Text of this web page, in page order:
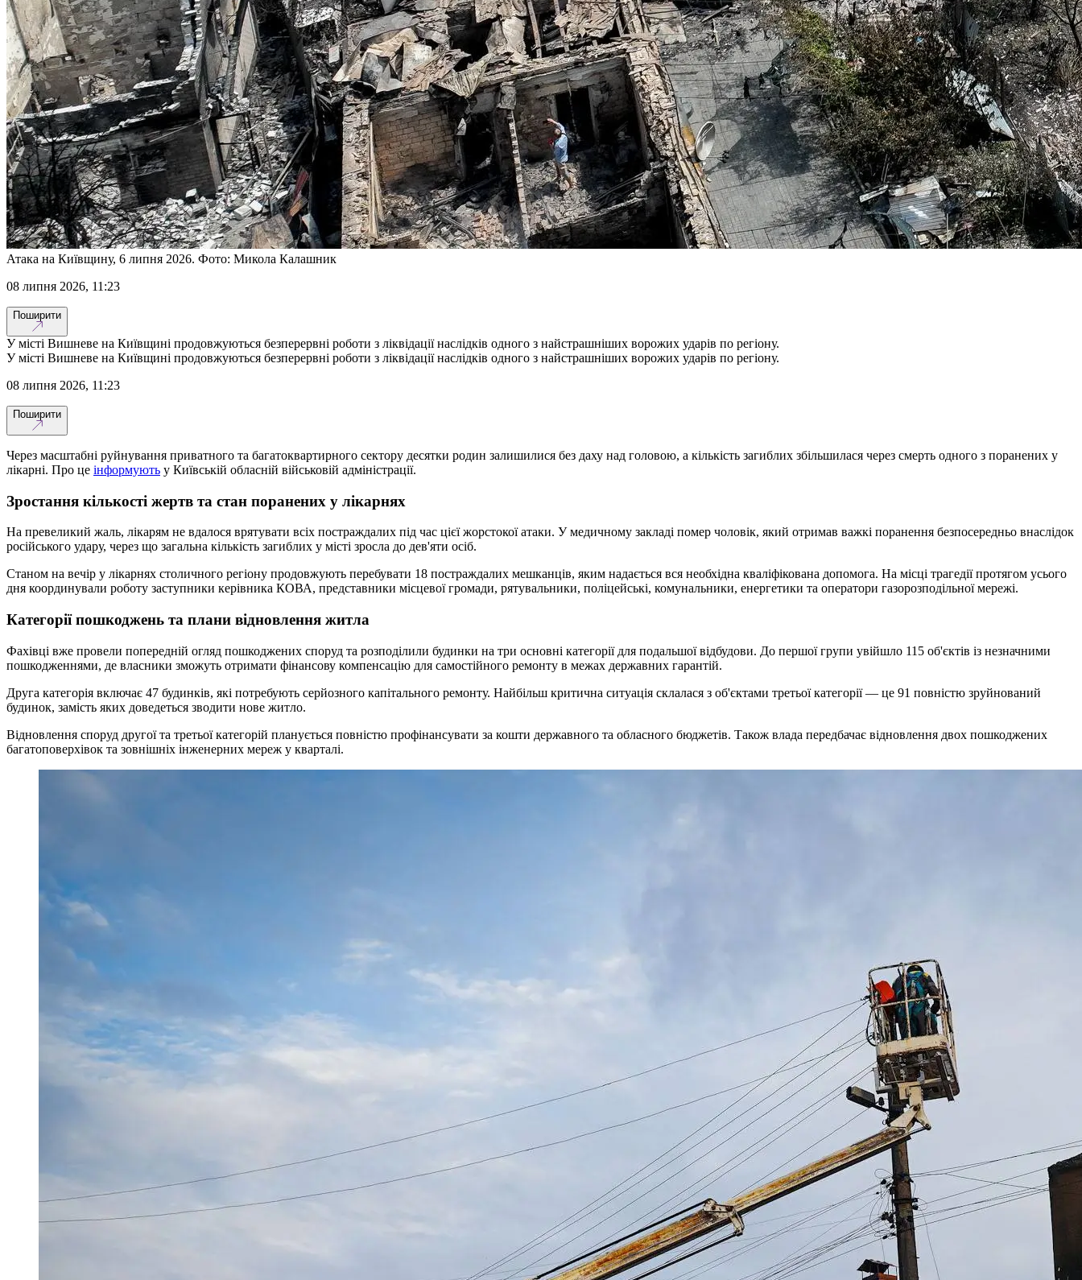
Атака на Київщину, 6 липня 2026. Фото: Микола Калашник
08 липня 2026, 11:23
Поширити
У місті Вишневе на Київщині продовжуються безперервні роботи з ліквідації наслідків одного з найстрашніших ворожих ударів по регіону.
У місті Вишневе на Київщині продовжуються безперервні роботи з ліквідації наслідків одного з найстрашніших ворожих ударів по регіону.
08 липня 2026, 11:23
Поширити
Через масштабні руйнування приватного та багатоквартирного сектору десятки родин залишилися без даху над головою, а кількість загиблих збільшилася через смерть одного з поранених у
лікарні. Про це інформують у Київській обласній військовій адміністрації.
Зростання кількості жертв та стан поранених у лікарнях
На превеликий жаль, лікарям не вдалося врятувати всіх постраждалих під час цієї жорстокої атаки. У медичному закладі помер чоловік, який отримав важкі поранення безпосередньо внаслідок
російського удару, через що загальна кількість загиблих у місті зросла до дев'яти осіб.
Станом на вечір у лікарнях столичного регіону продовжують перебувати 18 постраждалих мешканців, яким надається вся необхідна кваліфікована допомога. На місці трагедії протягом усього
дня координували роботу заступники керівника КОВА, представники місцевої громади, рятувальники, поліцейські, комунальники, енергетики та оператори газорозподільної мережі.
Категорії пошкоджень та плани відновлення житла
Фахівці вже провели попередній огляд пошкоджених споруд та розподілили будинки на три основні категорії для подальшої відбудови. До першої групи увійшло 115 об'єктів із незначними
пошкодженнями, де власники зможуть отримати фінансову компенсацію для самостійного ремонту в межах державних гарантій.
Друга категорія включає 47 будинків, які потребують серйозного капітального ремонту. Найбільш критична ситуація склалася з об'єктами третьої категорії — це 91 повністю зруйнований
будинок, замість яких доведеться зводити нове житло.
Відновлення споруд другої та третьої категорій планується повністю профінансувати за кошти державного та обласного бюджетів. Також влада передбачає відновлення двох пошкоджених
багатоповерхівок та зовнішніх інженерних мереж у кварталі.